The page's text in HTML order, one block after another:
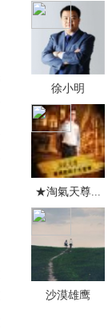
徐小明
★淘氣天尊...
沙漠雄鹰